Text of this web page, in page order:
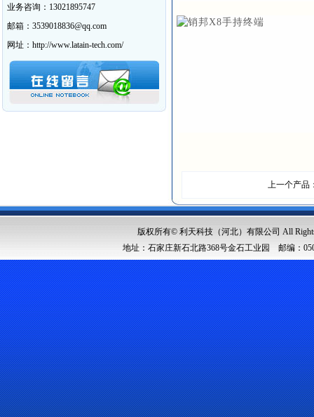
业务咨询：13021895747
邮箱：3539018836@qq.com
网址：http://www.latain-tech.com/
上一个产品
版权所有© 利天科技（河北）有限公司 All
地址：石家庄新石北路368号金石工业园 邮编：